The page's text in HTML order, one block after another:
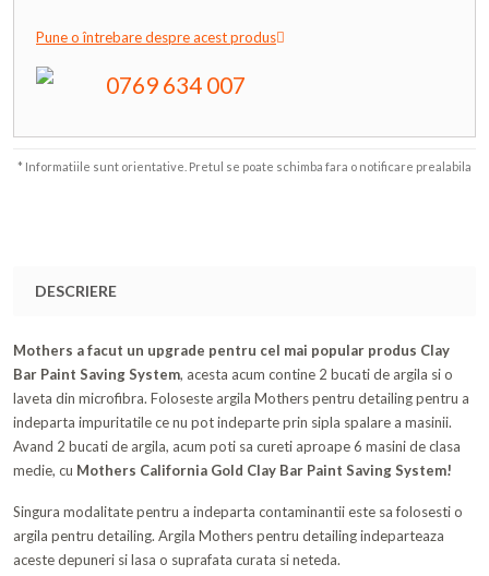
Pune o întrebare despre acest produs
0769 634 007
* Informatiile sunt orientative. Pretul se poate schimba fara o notificare prealabila
DESCRIERE
Mothers a facut un upgrade pentru cel mai popular produs Clay
Bar Paint Saving System, acesta acum contine 2 bucati de argila si o
laveta din microfibra. Foloseste argila Mothers pentru detailing pentru a
indeparta impuritatile ce nu pot indeparte prin sipla spalare a masinii.
Avand 2 bucati de argila, acum poti sa cureti aproape 6 masini de clasa
medie, cu Mothers California Gold Clay Bar Paint Saving System!
Singura modalitate pentru a indeparta contaminantii este sa folosesti o
argila pentru detailing. Argila Mothers pentru detailing indeparteaza
aceste depuneri si lasa o suprafata curata si neteda.